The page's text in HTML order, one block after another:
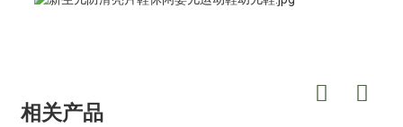
相关产品